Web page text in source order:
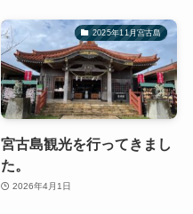
2025年11月宮古島
宮古島観光を行ってきまし
た。
2026年4月1日